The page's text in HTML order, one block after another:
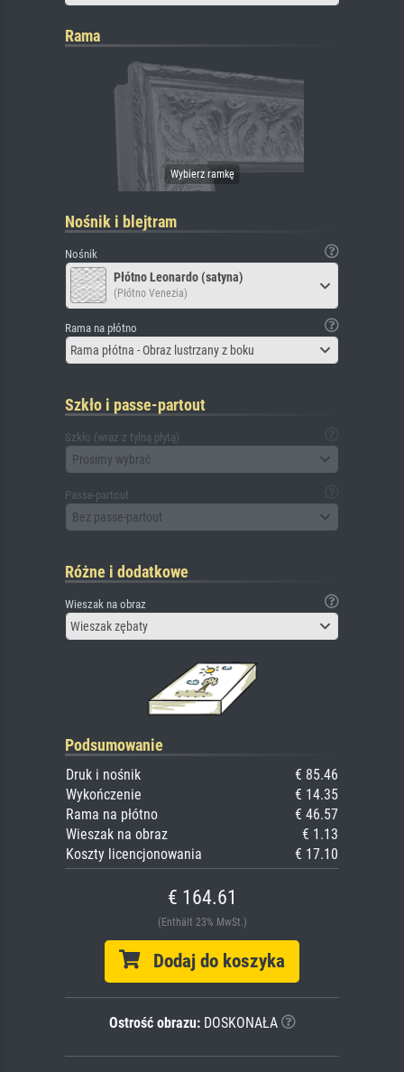
Rama
Nośnik i blejtram
Nośnik
Płótno Leonardo (satyna)
(Płótno Venezia)
Rama na płótno
Rama płótna - Obraz lustrzany z boku
Szkło i passe-partout
Szkło (wraz z tylną płytą)
Prosimy wybrać
Passe-partout
Bez passe-partout
Różne i dodatkowe
Wieszak na obraz
Wieszak zębaty
Podsumowanie
Druk i nośnik
€ 85.46
Wykończenie
€ 14.35
Rama na płótno
€ 46.57
Wieszak na obraz
€ 1.13
Koszty licencjonowania
€ 17.10
€ 164.61
(Enthält 23% MwSt.)
Dodaj do koszyka
Ostrość obrazu:DOSKONAŁA